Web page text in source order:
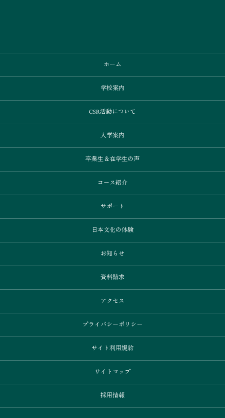
ホーム
学校案内
CSR活動について
入学案内
卒業⽣＆在学⽣の声
コース紹介
サポート
日本文化の体験
お知らせ
資料請求
アクセス
プライバシーポリシー
サイト利用規約
サイトマップ
採用情報